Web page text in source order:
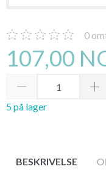
0
107,00
5 på lager
BESKRIVELSE